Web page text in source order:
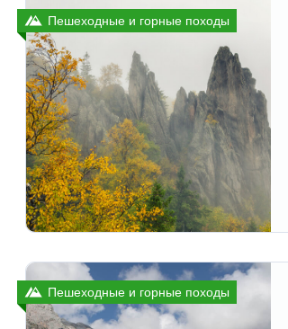
Пешеходные и горные походы
Пешеходные и горные походы